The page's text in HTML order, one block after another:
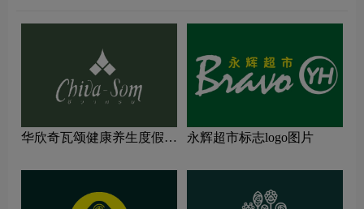
华欣奇瓦颂健康养生度假村
永辉超市标志logo图片